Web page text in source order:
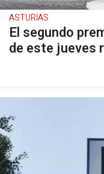
ASTURIAS
El segundo
de este jueves